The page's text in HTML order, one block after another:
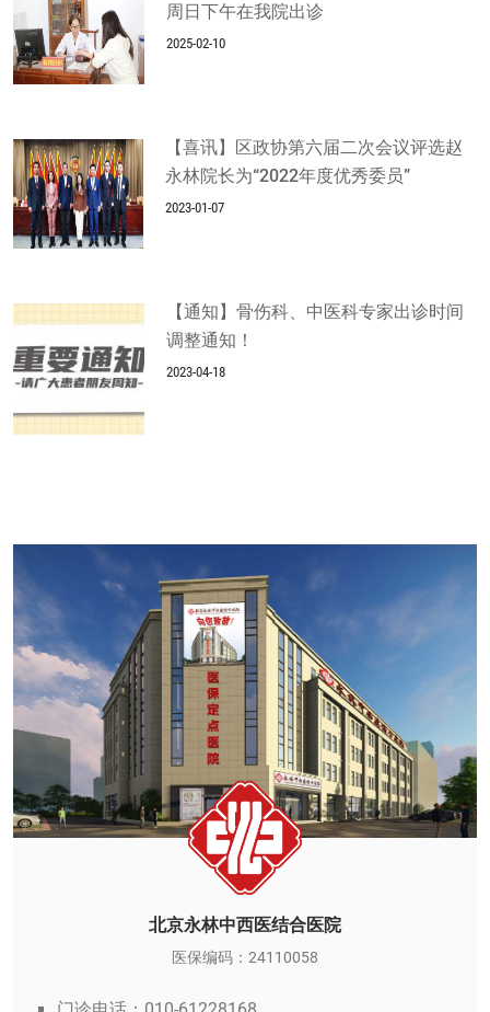
周日下午在我院出诊
2025-02-10
【喜讯】区政协第六届二次会议评选赵
永林院长为“2022年度优秀委员”
2023-01-07
【通知】骨伤科、中医科专家出诊时间
调整通知！
2023-04-18
北京永林中西医结合医院
医保编码：24110058